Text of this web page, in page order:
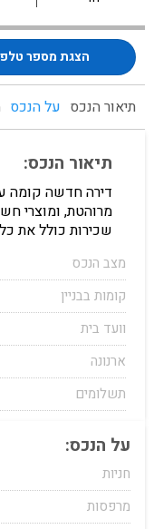
הצגת מספר
תיאור הנכס על הנכס
תיאור הנכס:
מרוהטת, ומוצרי
שכירות כולל את כל
מצב הנכס
קומות בבניין
וועד בית
ארנונה
תשלומים
על הנכס:
חניות
מרפסות